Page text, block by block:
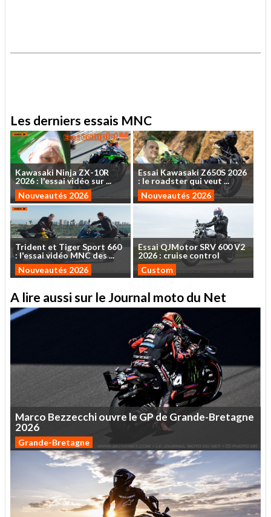
Les derniers essais MNC
Kawasaki NinjaZX-10R
2026: l'essaividéo sur...
Nouveautés 2026
Essai Kawasaki Z650S 2026
: le roadsterquiveut ...
Nouveautés 2026
Trident et TigerSport 660
: l'essaividéo MNCdes...
Nouveautés 2026
EssaiQJMotorSRV 600V2
2026 : cruise control
Custom
A lire aussi sur le Journal moto du Net
Marco Bezzecchiouvre leGPde Grande-Bretagne
2026
Grande-Bretagne